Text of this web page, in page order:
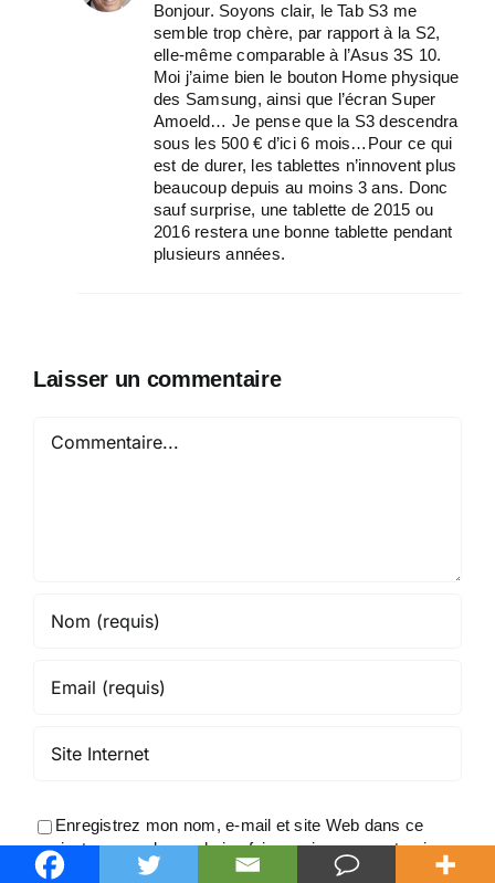
Bonjour. Soyons clair, le Tab S3 me
semble trop chère, par rapport à la S2,
elle-même comparable à l’Asus 3S 10.
Moi j’aime bien le bouton Home physique
des Samsung, ainsi que l’écran Super
Amoeld… Je pense que la S3 descendra
sous les 500 € d’ici 6 mois…Pour ce qui
est de durer, les tablettes n’innovent plus
beaucoup depuis au moins 3 ans. Donc
sauf surprise, une tablette de 2015 ou
2016 restera une bonne tablette pendant
plusieurs années.
Laisser un commentaire
Enregistrez mon nom, e-mail et site Web dans ce
navigateur pour la prochaine fois que je commenterai.